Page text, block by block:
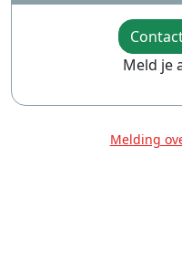
Meld je
Melding